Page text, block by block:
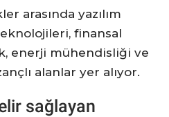
arasında yazılım
finansal
enerji mühendisliği ve
alanlar yer alıyor.
sağlayan